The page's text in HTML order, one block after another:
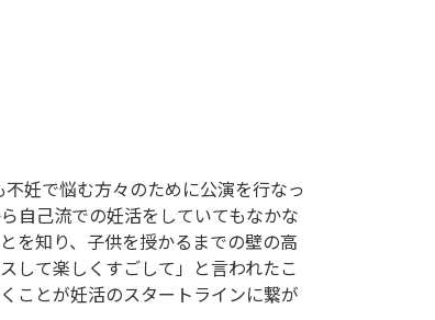
妊で悩む方々のために公演を行なっ
自己流での妊活をしていてもなかな
を知り、子供を授かるまでの壁の高
して楽しくすごして」と言われたこ
ことが妊活のスタートラインに繋が